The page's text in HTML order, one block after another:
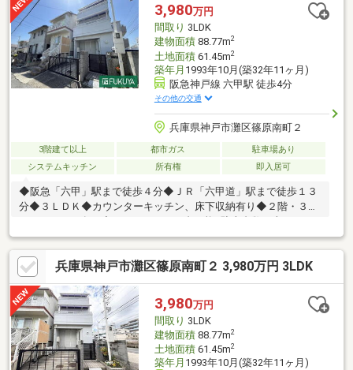
3,980万円
間取り 3LDK
建物面積88.77m2
土地面積61.45m2
築年月 1993年10月(築32年11ヶ月)
阪急神戸線 六甲駅 徒歩4分
その他の交通
兵庫県神戸市灘区篠原南町２
3階建て以上 都市ガス
駐車場あり
システムキッチン
所有権 即入居可
◆阪急「六甲」駅まで徒歩４分◆ＪＲ「六甲道」駅まで徒歩１３
分◆３ＬＤＫ◆カウンターキッチン、床下収納有り◆２階・３階
る（全長約４．３ｍ×全幅約２．３ｍ）。※契約不適合責任免責。
設備修復義務免責。
兵庫県神戸市灘区篠原南町２ 3,980万円 3LDK
3,980万円
間取り 3LDK
建物面積88.77m2
土地面積61.45m2
築年月 1993年10月(築32年11ヶ月)